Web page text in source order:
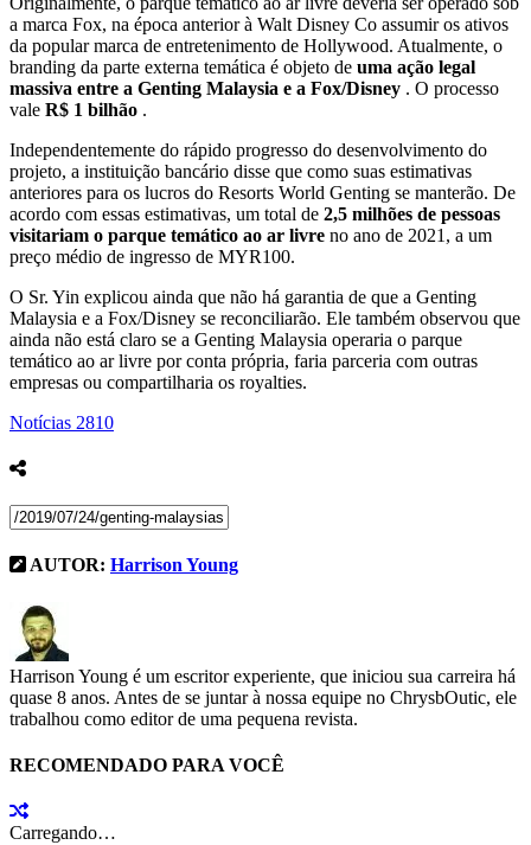
a marca Fox, na época anterior à Walt Disney Co assumir os ativos
da popular marca de entretenimento de Hollywood. Atualmente, o
branding da parte externa temática é objeto de uma ação legal
massiva entre a Genting Malaysia e a Fox/Disney . O processo
vale R$ 1 bilhão .
Independentemente do rápido progresso do desenvolvimento do
projeto, a instituição bancário disse que como suas estimativas
anteriores para os lucros do Resorts World Genting se manterão. De
acordo com essas estimativas, um total de 2,5 milhões de pessoas
visitariam o parque temático ao ar livre no ano de 2021, a um
preço médio de ingresso de MYR100.
O Sr. Yin explicou ainda que não há garantia de que a Genting
Malaysia e a Fox/Disney se reconciliarão. Ele também observou que
ainda não está claro se a Genting Malaysia operaria o parque
temático ao ar livre por conta própria, faria parceria com outras
empresas ou compartilharia os royalties.
Notícias 2810
AUTOR: Harrison Young
Harrison Young é um escritor experiente, que iniciou sua carreira há
quase 8 anos. Antes de se juntar à nossa equipe no ChrysbOutic, ele
trabalhou como editor de uma pequena revista.
RECOMENDADO PARA VOCÊ
Carregando…